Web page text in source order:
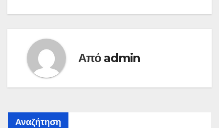
Από admin
Αναζήτηση